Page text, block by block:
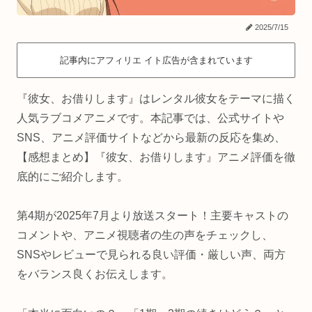
2025/7/15
記事内にアフィリエ イト広告が含まれています
『彼女、お借りします』はレンタル彼女をテーマに描く
人気ラブコメアニメです。本記事では、公式サイトや
SNS、アニメ評価サイトなどから最新の反応を集め、
【感想まとめ】『彼女、お借りします』アニメ評価を徹
底的にご紹介します。
第4期が2025年7月より放送スタート！主要キャストの
コメントや、アニメ視聴者の生の声をチェックし、
SNSやレビューで見られる良い評価・厳しい声、両方
をバランス良くお伝えします。